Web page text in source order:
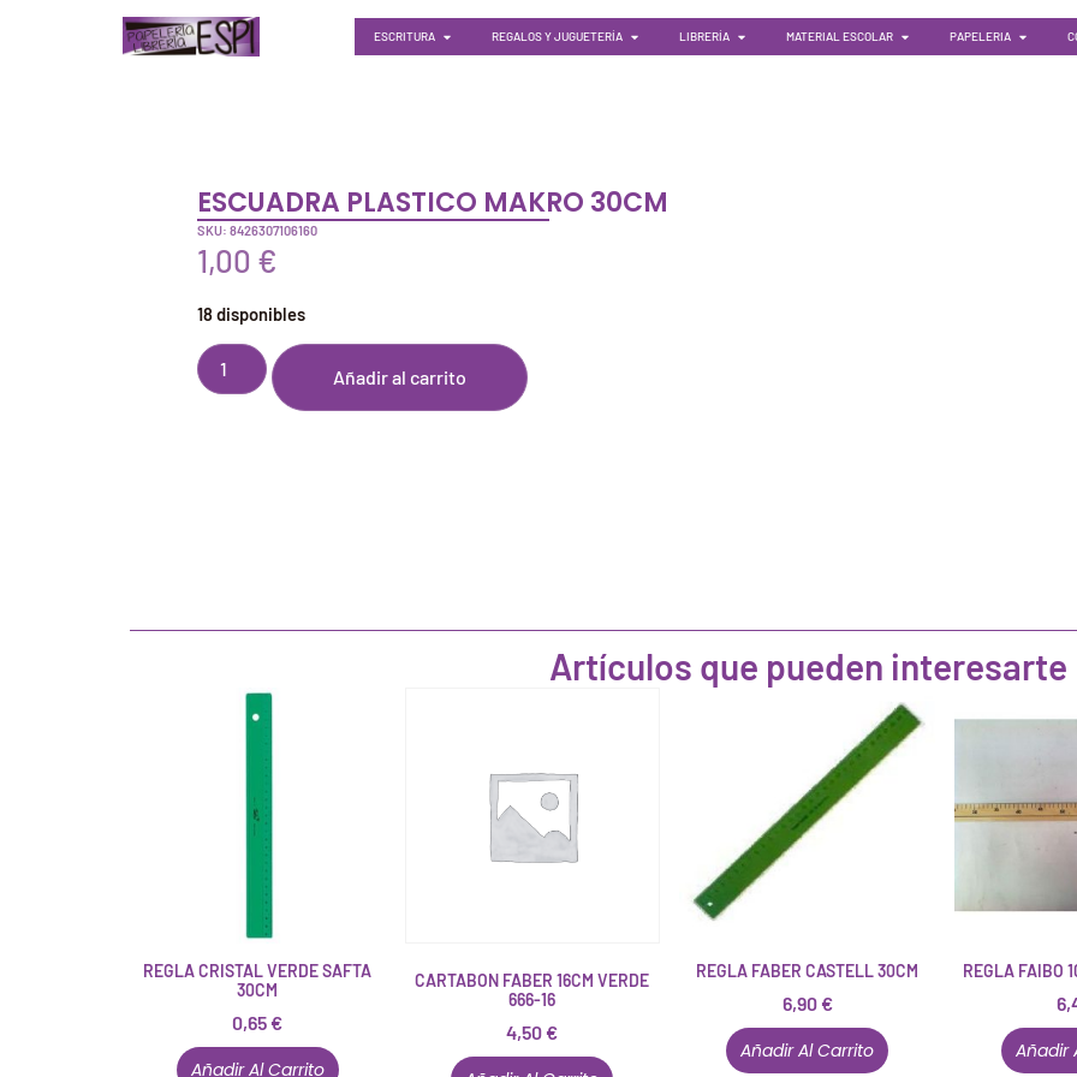
ESCRITURA REGALOS Y JUGUETERÍA LIBRERÍA MATERIAL ESCOLAR PAPELERIA
ESCUADRA PLASTICO MAKRO 30CM
SKU: 8426307106160
1,00 €
18 disponibles
Añadir al carrito
Artículos que pueden interesarte
REGLA CRISTAL VERDE SAFTA
30CM
0,65 €
Añadir Al Carrito
CARTABON FABER 16CM VERDE
666-16
4,50 €
REGLA FABER CASTELL 30CM
6,90 €
Añadir Al Carrito
REGLA FAIBO
Añadir